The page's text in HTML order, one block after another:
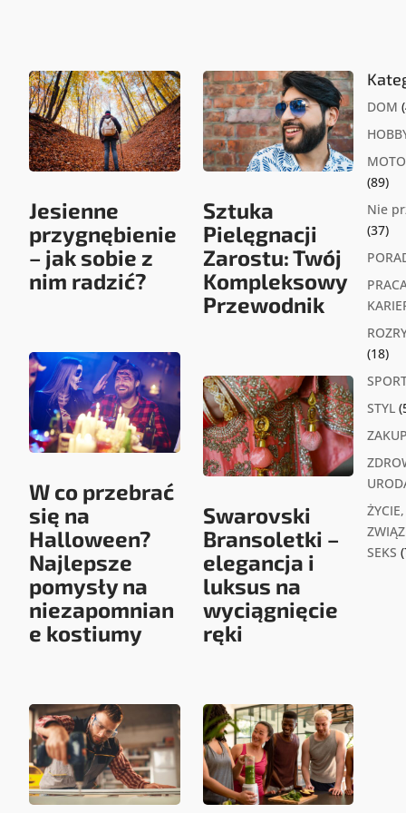
Jesienne
przygnębienie
– jak sobie z
nim radzić?
W co przebrać
się na
Halloween?
Najlepsze
pomysły na
niezapomnian
e kostiumy
Sztuka
Pielęgnacji
Zarostu: Twój
Kompleksowy
Przewodnik
Swarovski
Bransoletki –
elegancja i
luksus na
wyciągnięcie
ręki
DOM
(89)
Nie
(37)
(18)
STYL
ŻYCIE,
SEKS